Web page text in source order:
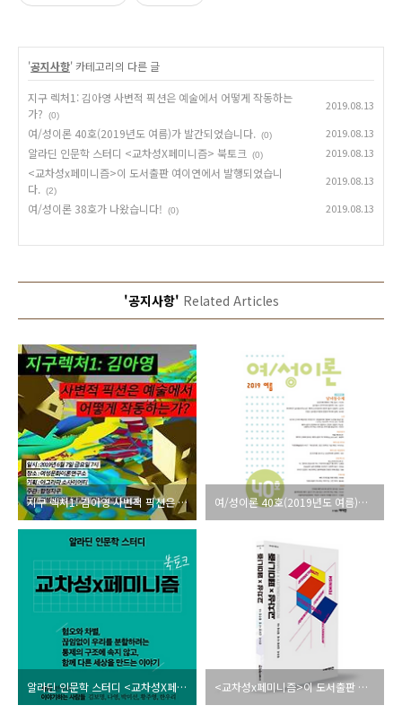
'공지사항' 카테고리의 다른 글
지구 렉처1: 김아영 사변적 픽션은 예술에서 어떻게 작동하는
가?
(0)
2019.08.13
여/성이론 40호(2019년도 여름)가 발간되었습니다. (0) 2019.08.13
알라딘 인문학 스터디 <교차성X페미니즘> 북토크 (0) 2019.08.13
<교차성x페미니즘>이 도서출판 여이연에서 발행되었습니
다.
(2)
2019.08.13
여/성이론 38호가 나왔습니다! (0) 2019.08.13
'공지사항' Related Articles
지구 렉처1: 김아영 사변적 픽션은 예술에서 어떻게 작동하는가? 여/성이론 40호(2019년도 여름)가 발간되었습니다.
알라딘 인문학 스터디 <교차성X페미니즘> 북토크 <교차성x페미니즘>이 도서출판 여이연에서 발행되었습니다.